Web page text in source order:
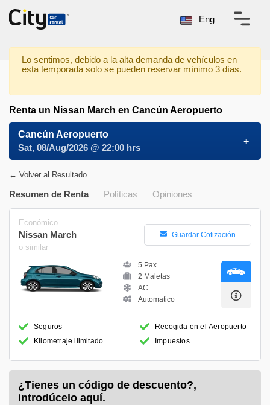
Eng
Lo sentimos, debido a la alta demanda de vehículos en
esta temporada solo se pueden reservar mínimo 3 días.
Renta un Nissan March en Cancún Aeropuerto
Cancún Aeropuerto
Sat, 08/Aug/2026 @ 22:00 hrs
← Volver al Resultado
Resumen de Renta Políticas Opiniones
Económico
Nissan March
o similar
Guardar Cotización
5 Pax
2 Maletas
AC
Automatico
Seguros
Kilometraje ilimitado
Recogida en el Aeropuerto
Impuestos
¿Tienes un código de descuento?,
introdúcelo aquí.